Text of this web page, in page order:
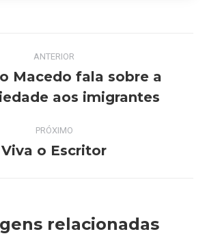
ANTERIOR
anterior:
Macedo fala sobre a
aos imigrantes
PRÓXIMO
Próximo
Viva o Escritor
relacionadas